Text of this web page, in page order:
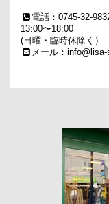
電話：0745-32-
13:00〜18:00
(日曜・臨時休除く）
メール：